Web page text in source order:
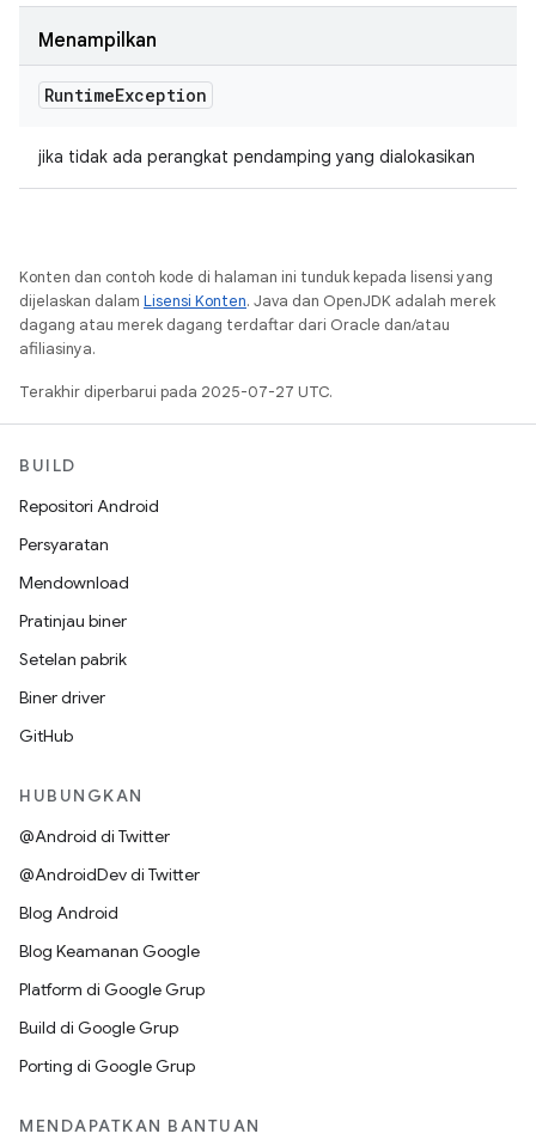
Menampilkan
RuntimeException
jika tidak ada perangkat pendamping yang dialokasikan
Konten dan contoh kode di halaman ini tunduk kepada lisensi yang
dijelaskan dalam Lisensi Konten. Java dan OpenJDK adalah merek
dagang atau merek dagang terdaftar dari Oracle dan/atau
afiliasinya.
Terakhir diperbarui pada 2025-07-27 UTC.
BUILD
Repositori Android
Persyaratan
Mendownload
Pratinjau biner
Setelan pabrik
Biner driver
GitHub
HUBUNGKAN
@Android di Twitter
@AndroidDev di Twitter
Blog Android
Blog Keamanan Google
Platform di Google Grup
Build di Google Grup
Porting di Google Grup
MENDAPATKAN BANTUAN